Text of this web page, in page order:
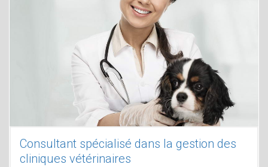
Consultant spécialisé dans la gestion des
cliniques vétérinaires